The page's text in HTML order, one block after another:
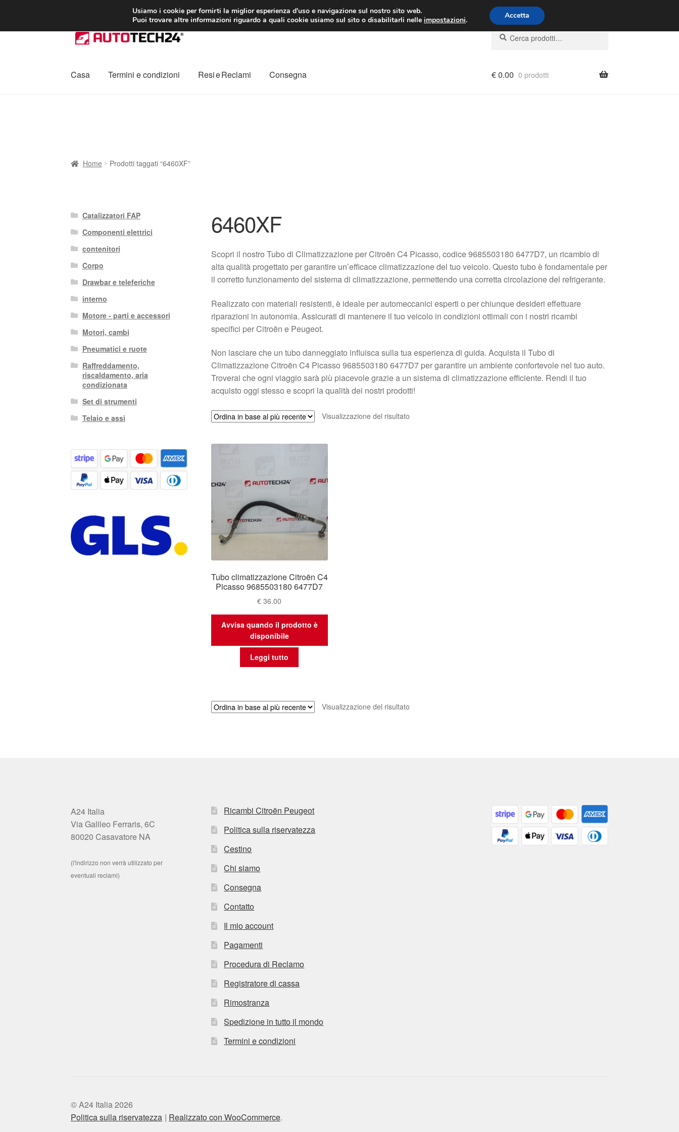
CONSEGNA da 7 EUR Lun-Ven 9:00 - 16:00 800 580 290
Vai
alla
Vai
al
Cerca:
Cerca
Casa Termini e condizioni Resi e Reclami Consegna €0.00 0 prodotti
Home Prodotti taggati “6460XF”
6460XF
Scopri il nostro Tubo di Climatizzazione per Citroën C4 Picasso, codice 9685503180 6477D7, un ricambio di
alta qualità progettato per garantire un’efficace climatizzazione del tuo veicolo. Questo tubo è fondamentale per
il corretto funzionamento del sistema di climatizzazione, permettendo una corretta circolazione del refrigerante.
Realizzato con materiali resistenti, è ideale per automeccanici esperti o per chiunque desideri effettuare
riparazioni in autonomia. Assicurati di mantenere il tuo veicolo in condizioni ottimali con i nostri ricambi
specifici per Citroën e Peugeot.
Non lasciare che un tubo danneggiato influisca sulla tua esperienza di guida. Acquista il Tubo di
Climatizzazione Citroën C4 Picasso 9685503180 6477D7 per garantire un ambiente confortevole nel tuo auto.
Troverai che ogni viaggio sarà più piacevole grazie a un sistema di climatizzazione efficiente. Rendi il tuo
acquisto oggi stesso e scopri la qualità dei nostri prodotti!
Visualizzazione del risultato
Tubo climatizzazione Citroën C4
Picasso 9685503180 6477D7
€ 36.00
Avvisa quando il prodotto è
disponibile
Leggi tutto
Visualizzazione del risultato
Catalizzatori FAP
Componenti elettrici
contenitori
Corpo
Drawbar e teleferiche
interno
Motore - parti e accessori
Motori, cambi
Pneumatici e ruote
Raffreddamento,
riscaldamento, aria
condizionata
Set di strumenti
Telaio e assi
A24 Italia
Via Galileo Ferraris, 6C
80020 Casavatore NA
(l'indirizzo non verrà utilizzato per
eventuali reclami)
Ricambi Citroën Peugeot
Politica sulla riservatezza
Cestino
Chi siamo
Consegna
Contatto
Il mio account
Pagamenti
Procedura di Reclamo
Registratore di cassa
Rimostranza
Spedizione in tutto il mondo
Termini e condizioni
© A24 Italia 2026
Politica sulla riservatezza
Realizzato con WooCommerce.
Usiamo i cookie per fornirti la miglior esperienza d'uso e navigazione sul nostro sito web.
Puoi trovare altre informazioni riguardo a quali cookie usiamo sul sito o disabilitarli nelle impostazioni. Accetta